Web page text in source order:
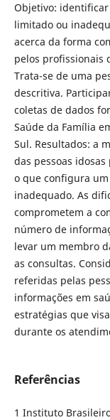
Objetivo: identificar
limitado ou
acerca da forma
pelos profissionais
Trata-se de uma
descritiva.
coletas de dados
Saúde da Família
Sul. Resultados: a
das pessoas
o que configura
inadequado. As
comprometem a
número de
levar um membro
as consultas.
referidas pelas
informações em
estratégias que
durante os
Referências
1 Instituto